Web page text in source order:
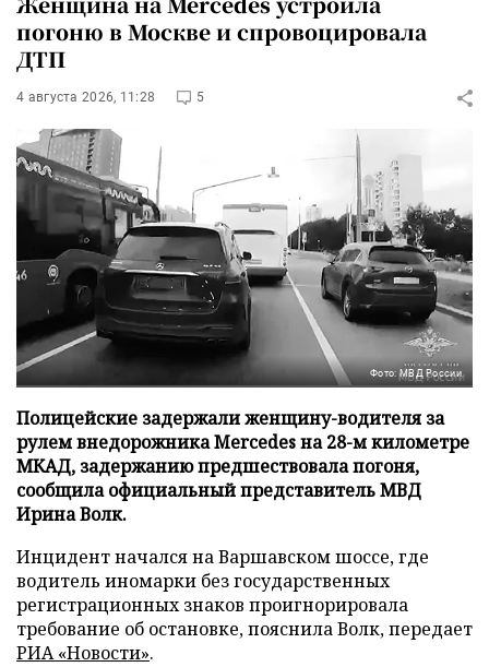
погоню в Москве и спровоцировала
ДТП
4 августа 2026, 11:28 5
Фото: МВД России
Полицейские задержали женщину-водителя за
рулем внедорожника Mercedes на 28-м километре
МКАД, задержанию предшествовала погоня,
сообщила официальный представитель МВД
Ирина Волк.
Инцидент начался на Варшавском шоссе, где
водитель иномарки без государственных
регистрационных знаков проигнорировала
требование об остановке, пояснила Волк, передает
РИА «Новости».